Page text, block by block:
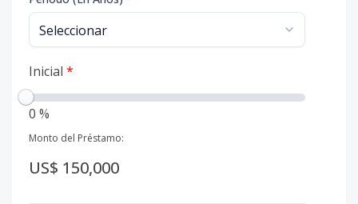
Inicial *
0 %
Monto del Préstamo:
US$ 150,000